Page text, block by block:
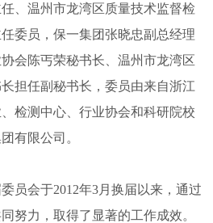
、温州市龙湾区质量技术监督检
委员，保一集团张晓忠副总经理
会陈丐荣秘书长、温州市龙湾区
担任副秘书长，委员由来自浙江
检测中心、行业协会和科研院校
有限公司。
会于2012年3月换届以来，通过
努力，取得了显著的工作成效。